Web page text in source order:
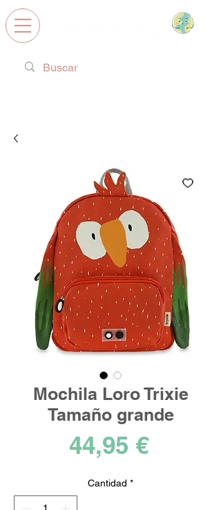
Mochila Loro Trixie
Tamaño grande
44,95 €Precio
Cantidad *